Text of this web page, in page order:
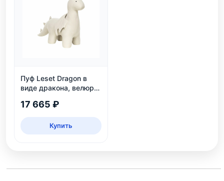
Пуф Leset Dragon в
виде дракона, велюр
детской
17 665 ₽
Купить